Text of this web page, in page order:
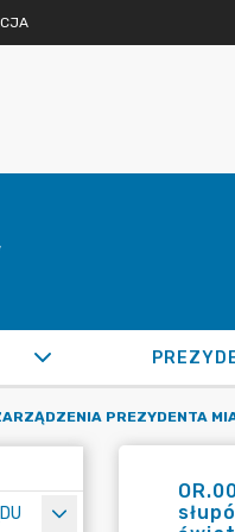
PREZYDENTA